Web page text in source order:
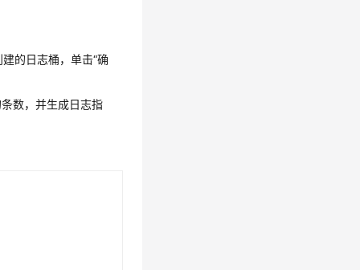
的日志桶，单击“确
数，并生成日志指